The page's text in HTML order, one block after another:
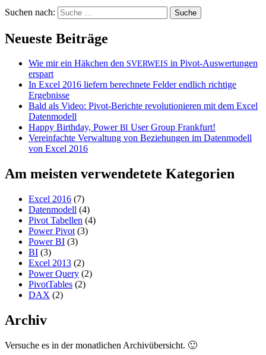
Suchen nach:
Neueste Beiträge
Wie mir ein Häkchen den SVERWEIS in Pivot-Auswertungen
erspart
In Excel 2016 liefern berechnete Felder endlich richtige
Ergebnisse
Bald als Video: Pivot-Berichte revolutionieren mit dem Excel
Datenmodell
Happy Birthday, PowerBI User Group Frankfurt!
Vereinfachte Verwaltung von Beziehungen im Datenmodell
von Excel 2016
Am meisten verwendetete Kategorien
Excel 2016 (7)
Datenmodell (4)
Pivot Tabellen (4)
Power Pivot (3)
Power BI (3)
BI (3)
Excel 2013 (2)
Power Query (2)
PivotTables (2)
DAX (2)
Archiv
Versuche es in der monatlichen Archivübersicht. 🙂